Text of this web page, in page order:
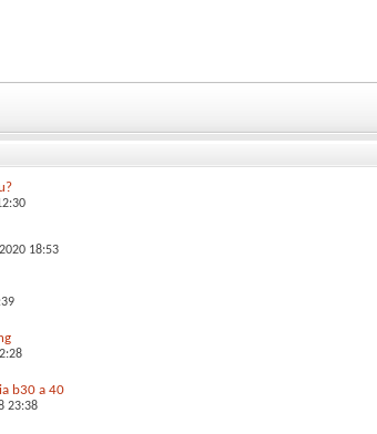
18:53
b30 a 40
23:38